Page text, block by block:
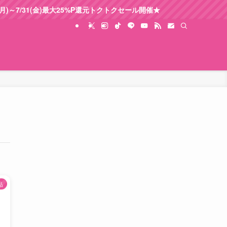
7/31(金)最大25%P還元トクトクセール開催★